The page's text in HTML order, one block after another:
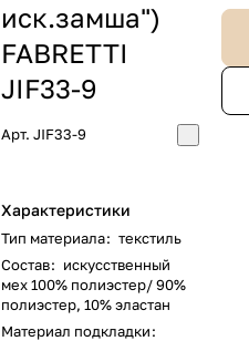
иск.замша")
FABRETTI
JIF33-9
Арт. JIF33-9
Характеристики
Тип материала: текстиль
Состав: искусственный
мех 100% полиэстер/ 90%
полиэстер, 10% эластан
Материал подкладки: